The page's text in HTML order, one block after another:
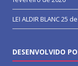
LEI ALDIR BLANC25
DESENVOLVIDO